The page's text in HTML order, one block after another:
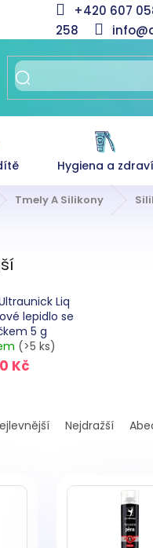
+420 607
258
Hygiena a zdraví
Tmely A Silikony
Liq
lepidlo se
5 g
(>5 ks)
Kč
Nejdražší